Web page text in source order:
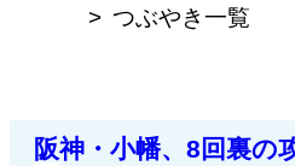
つぶやき一覧
阪神・小幡、8回裏